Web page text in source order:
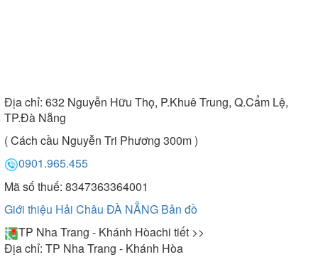
Địa chỉ: 632 Nguyễn Hữu Thọ, P.Khuê Trung, Q.Cẩm Lệ,
TP.Đà Nẵng
( Cách cầu Nguyễn Tri Phương 300m )
0901.965.455
Mã số thuế: 8347363364001
Giới thiệu Hải Châu ĐÀ NẴNG Bản đồ
TP Nha Trang - Khánh Hòachi tiết >>
Địa chỉ: TP Nha Trang - Khánh Hòa